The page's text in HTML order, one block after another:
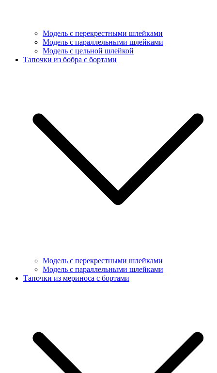
Модель с перекрестными шлейками
Модель с параллельными шлейками
Модель с цельной шлейкой
Тапочки из бобра с бортами
Модель с перекрестными шлейками
Модель с параллельными шлейками
Тапочки из мериноса с бортами